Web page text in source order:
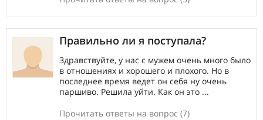
Правильно ли я поступала?
Здравствуйте, у нас с мужем очень много было
в отношениях и хорошего и плохого. Но в
последнее время ведет он себя ну очень
паршиво. Решила уйти. Как он это ...
Прочитать ответы на вопрос (7)